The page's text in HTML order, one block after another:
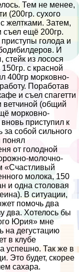
Тем не менее,
(200гр. сухого
желтками. Затем,
съел ещё 200гр.
голода и
И
из лосося
с красной
400гр морковно-
Поработав
и съел спагетти
ветчиной (общий
морковно-
приступил к
за собой сильного
понял
от голодной
молочно-
«Счастливый
молока, 150
и одна столовая
В ситуации,
помочь два
два. Хотелось бы
Юрия» мне
на дегустацию
в клубе
успешно. Так же в
Это будет, скорее
сахара.